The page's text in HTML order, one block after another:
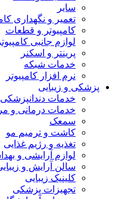
سایر
تعمیر و نگهداری کامپیوتر
کامپیوتر و قطعات
لوازم جانبی کامپیوتر
پرینتر و اسکنر
خدمات شبکه
نرم افزار کامپیوتر
پزشکی و زیبایی
خدمات دندانپزشکی
خدمات درمانی و مراقبتی
سمعک
کاشت و ترمیم مو
تغذیه و رژیم غذایی
لوازم آرایشی و بهداشتی
سالن آرایش و زیبایی
کلینیک زیبایی
تجهیزات پزشکی